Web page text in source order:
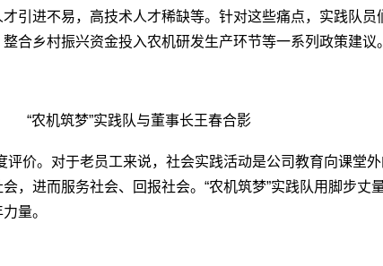
引进不易，高技术人才稀缺等。针对这些痛点，实践队
合乡村振兴资金投入农机研发生产环节等一系列政策建议。
“农机筑梦”实践队与董事长王春合影
价。对于老员工来说，社会实践活动是公司教育向课堂
，进而服务社会、回报社会。“农机筑梦”实践队用脚步丈
量。